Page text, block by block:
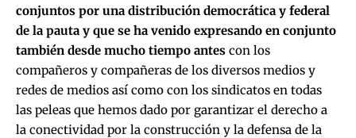
conjuntos por una distribución democrática y federal
de la pauta y que se ha venido expresando en conjunto
también desde mucho tiempo antes con los
compañeros y compañeras de los diversos medios y
redes de medios así como con los sindicatos en todas
las peleas que hemos dado por garantizar el derecho a
la conectividad por la construcción y la defensa de la